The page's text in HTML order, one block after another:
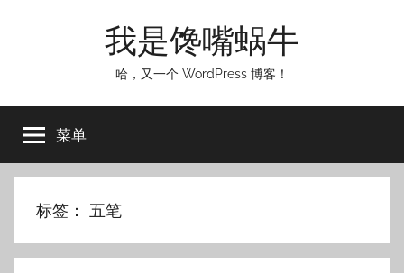
我是馋嘴蜗牛
哈，又一个 WordPress 博客！
菜单
标签： 五笔